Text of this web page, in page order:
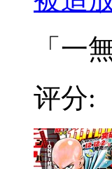
「一
评分: